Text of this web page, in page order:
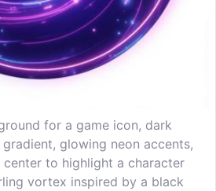
for a game icon, dark
glowing neon accents,
to highlight a character
vortex inspired by a black